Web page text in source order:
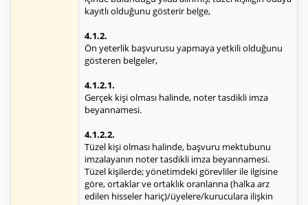
kayıtlı olduğunu gösterir belge,
4.1.2.
Ön yeterlik başvurusu yapmaya yetkili olduğunu
gösteren belgeler,
4.1.2.1.
Gerçek kişi olması halinde, noter tasdikli imza
beyannamesi.
4.1.2.2.
Tüzel kişi olması halinde, başvuru mektubunu
imzalayanın noter tasdikli imza beyannamesi.
Tüzel kişilerde; yönetimdeki görevliler ile ilgisine
göre, ortaklar ve ortaklık oranlarına (halka arz
edilen hisseler hariç)/üyelere/kuruculara ilişkin